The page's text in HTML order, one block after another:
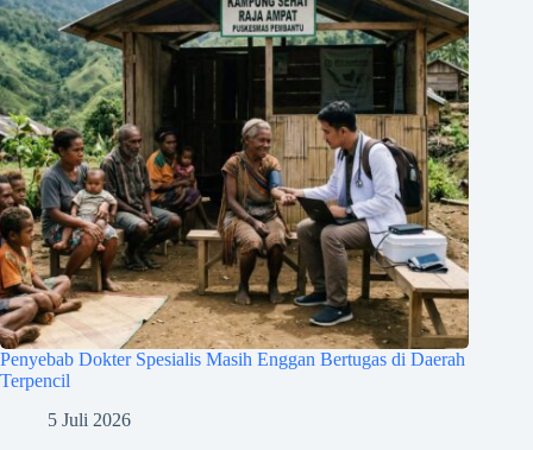
Penyebab Dokter Spesialis Masih Enggan Bertugas di Daerah
Terpencil
5 Juli 2026